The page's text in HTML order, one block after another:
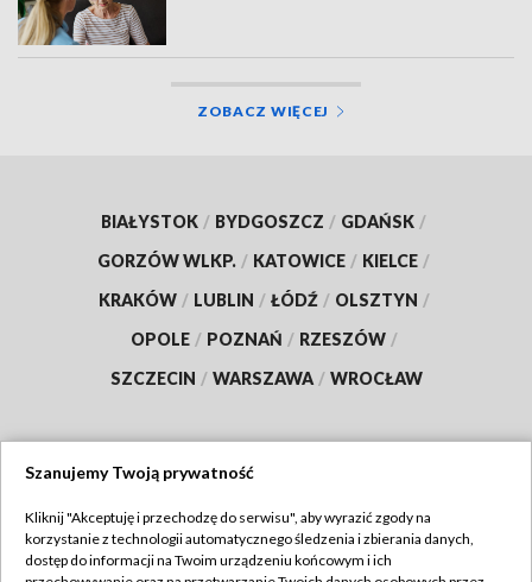
ZOBACZ WIĘCEJ
BIAŁYSTOK / BYDGOSZCZ / GDAŃSK /
GORZÓW WLKP. / KATOWICE / KIELCE /
KRAKÓW / LUBLIN / ŁÓDŹ / OLSZTYN /
OPOLE / POZNAŃ / RZESZÓW /
SZCZECIN / WARSZAWA / WROCŁAW
TVP
Szanujemy Twoją prywatność
Kliknij "Akceptuję i przechodzę do serwisu", aby wyrazić zgody na
korzystanie z technologii automatycznego śledzenia i zbierania danych,
dostęp do informacji na Twoim urządzeniu końcowym i ich